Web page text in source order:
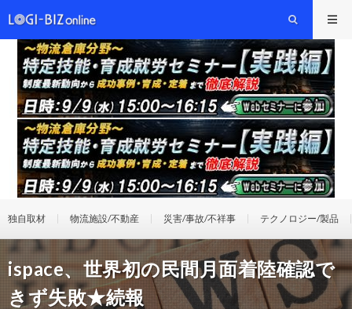
独自取材 物流施設/不動産 災害/事故/不祥事 テクノロジー/製品
ispace、世界初の民間月面着陸確認で
きず失敗★続報